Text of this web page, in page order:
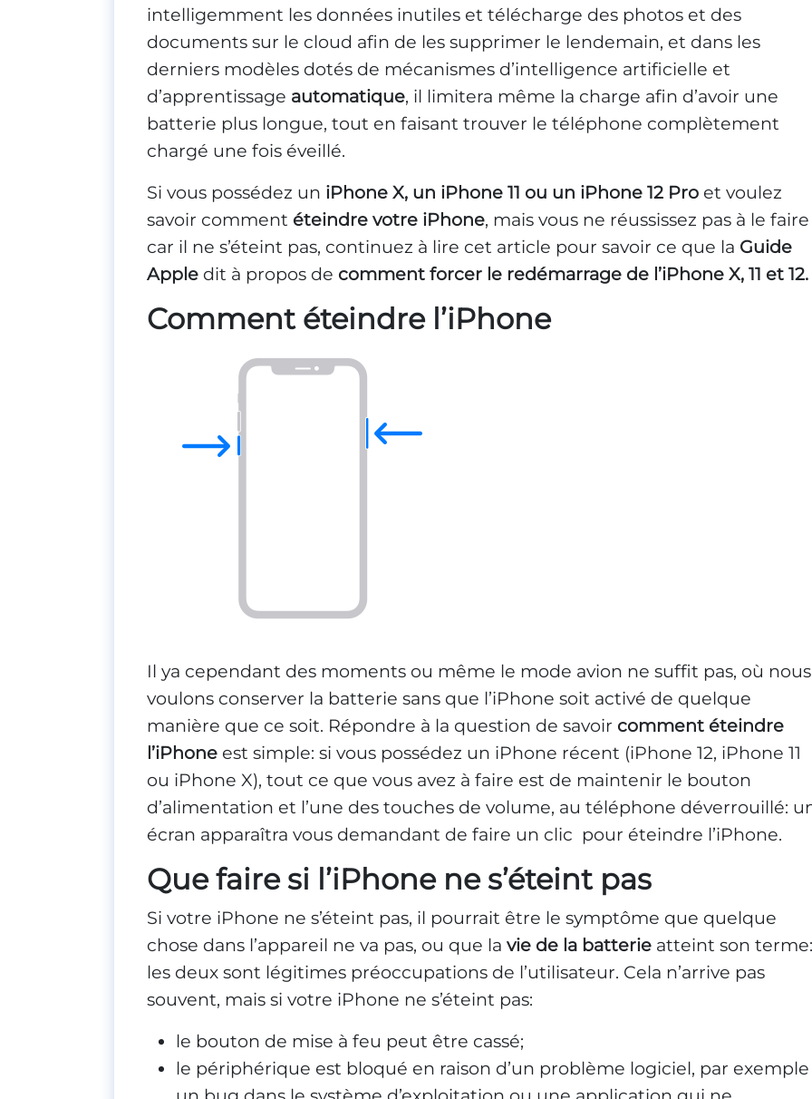
intelligemment les données inutiles et télécharge des photos et des
documents sur le cloud afin de les supprimer le lendemain, et dans les
derniers modèles dotés de mécanismes d’intelligence artificielle et
d’apprentissage automatique, il limitera même la charge afin d’avoir une
batterie plus longue, tout en faisant trouver le téléphone complètement
chargé une fois éveillé.
Si vous possédez un iPhone X, un iPhone 11 ou un iPhone 12 Pro et voulez
savoir comment éteindre votre iPhone, mais vous ne réussissez pas à le faire
car il ne s’éteint pas, continuez à lire cet article pour savoir ce que la Guide
Apple dit à propos de comment forcer le redémarrage de l’iPhone X, 11 et 12.
Comment éteindre l’iPhone
Il ya cependant des moments ou même le mode avion ne suffit pas, où nous
voulons conserver la batterie sans que l’iPhone soit activé de quelque
manière que ce soit. Répondre à la question de savoir comment éteindre
l’iPhone est simple: si vous possédez un iPhone récent (iPhone 12, iPhone 11
ou iPhone X), tout ce que vous avez à faire est de maintenir le bouton
d’alimentation et l’une des touches de volume, au téléphone déverrouillé:
écran apparaîtra vous demandant de faire un clic pour éteindre l’iPhone.
Que faire si l’iPhone ne s’éteint pas
Si votre iPhone ne s’éteint pas, il pourrait être le symptôme que quelque
chose dans l’appareil ne va pas, ou que la vie de la batterie atteint son terme:
les deux sont légitimes préoccupations de l’utilisateur. Cela n’arrive pas
souvent, mais si votre iPhone ne s’éteint pas:
le bouton de mise à feu peut être cassé;
le périphérique est bloqué en raison d’un problème logiciel, par exemple